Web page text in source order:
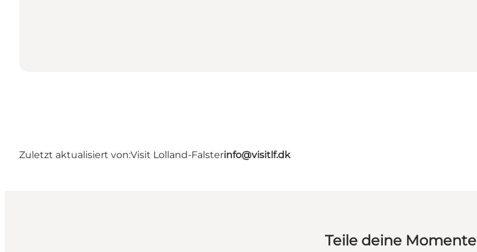
Zuletzt aktualisiert von:Visit Lolland-Falsterinfo@visitlf.dk
Teile deine Momente